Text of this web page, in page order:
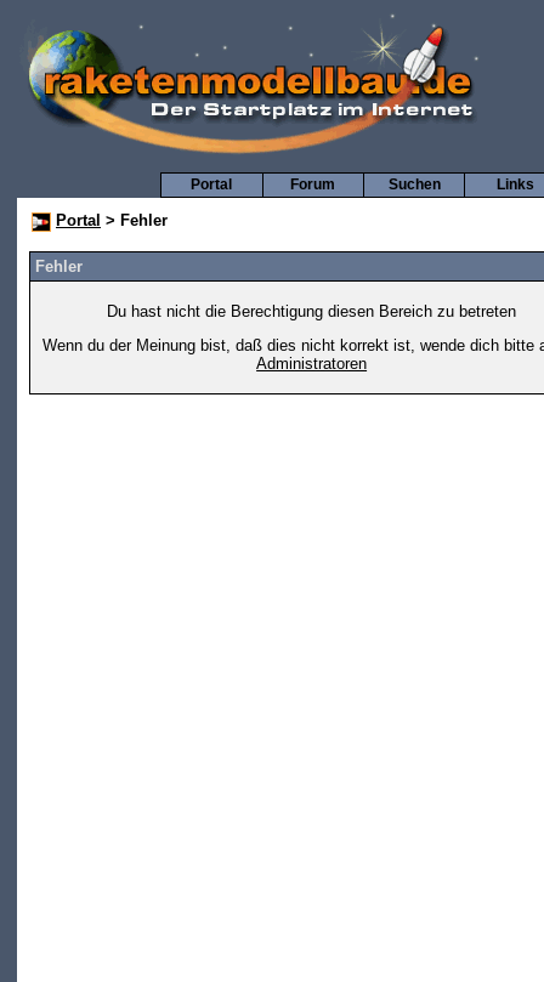
Links
Suchen
Forum
Portal
Portal > Fehler
Fehler
Du hast nicht die Berechtigung diesen Bereich zu betreten
Wenn du der Meinung bist, daß dies nicht korrekt ist, wende dich bitte
Administratoren